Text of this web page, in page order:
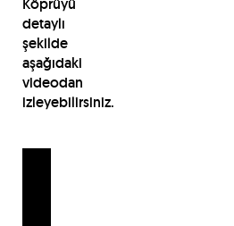
Köprüyü
detaylı
şekilde
aşağıdaki
videodan
izleyebilirsiniz.